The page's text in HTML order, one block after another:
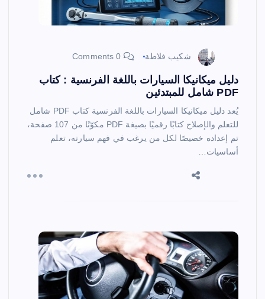
شكيب فلاطة
دليل ميكانيكا السيارات باللغة الفرنسية : كتاب
PDF شامل للمبتدئين
يُعد دليل ميكانيكا السيارات باللغة الفرنسية كتاب PDF شامل
للتعلم والإصلاح كتابًا رقميًا بصيغة PDF مكوّنًا من 107 صفحة،
تم إعداده خصيصًا لكل من يرغب في فهم سيارته، تعلم
أساسيات…